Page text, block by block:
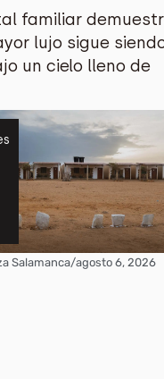
familiar
lujo sigue
un cielo lleno de
Salamanca/agosto 6, 2026